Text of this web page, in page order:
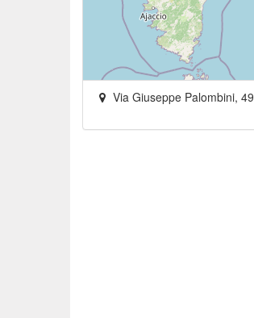
Via Giuseppe Palombini, 49